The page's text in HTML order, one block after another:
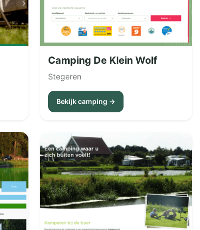
Camping De Klein Wolf
Stegeren
Bekijk camping →